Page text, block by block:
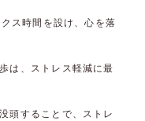
ス時間を設け、心を落
は、ストレス軽減に最
頭することで、ストレ